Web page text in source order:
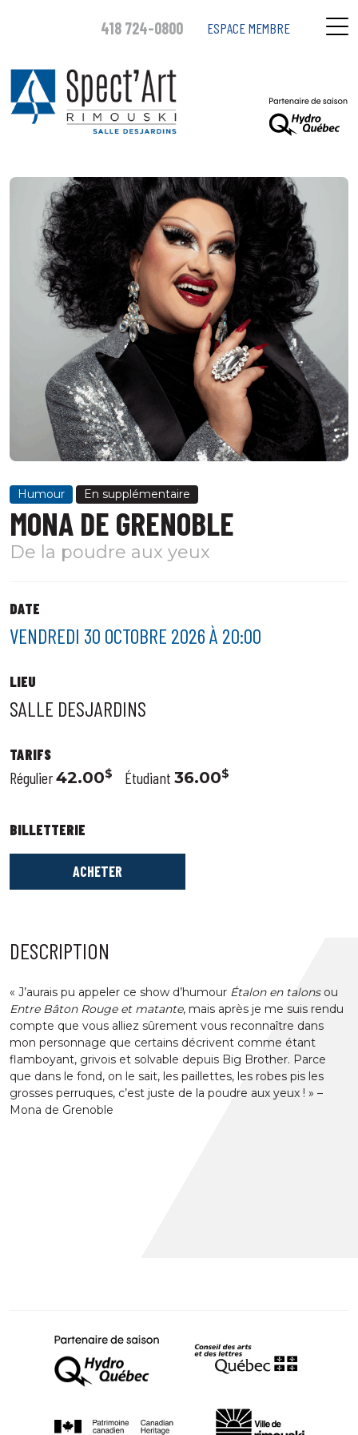
418 724-0800 ESPACE MEMBRE
Humour En supplémentaire
MONA DE GRENOBLE
De la poudre aux yeux
DATE
VENDREDI 30 OCTOBRE 2026 À 20:00
LIEU
SALLE DESJARDINS
TARIFS
Régulier42.00$ Étudiant 36.00$
BILLETTERIE
ACHETER
DESCRIPTION
« J’aurais pu appeler ce show d’humour Étalon en talonsou
Entre Bâton Rouge et matante, mais après je me suis rendu
compte que vous alliez sûrement vous reconnaître dans
mon personnage que certains décrivent comme étant
flamboyant, grivois et solvable depuis Big Brother. Parce
que dans le fond, on le sait, les paillettes, les robes pis les
grosses perruques, c’est juste de la poudre aux yeux ! » –
Mona de Grenoble